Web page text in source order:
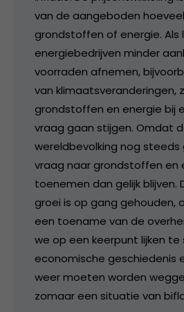
van de aangeboden
grondstoffen of energie. Als
energiebedrijven minder
voorraden afnemen,
van klimaatsveranderingen,
grondstoffen en energie bij
vraag gaan stijgen. Omdat
wereldbevolking nog steeds
vraag naar grondstoffen en
toenemen dan gelijk blijven.
groei is op gang gehouden,
een toename van de
we op een keerpunt lijken te
economische geschiedenis
weer moeten worden
zomaar een situatie van